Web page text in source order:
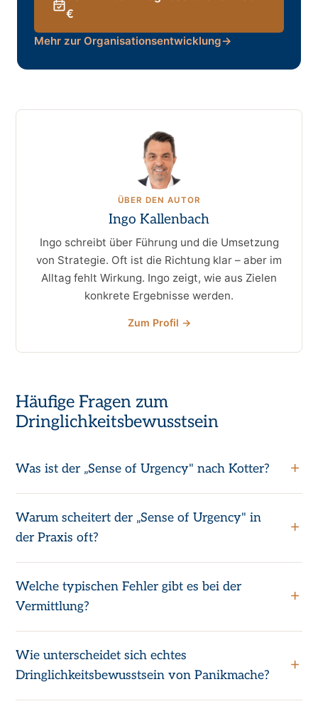
€
Mehr zur Organisationsentwicklung→
ÜBER DEN AUTOR
Ingo Kallenbach
Ingo schreibt über Führung und die Umsetzung
von Strategie. Oft ist die Richtung klar – aber im
Alltag fehlt Wirkung. Ingo zeigt, wie aus Zielen
konkrete Ergebnisse werden.
Zum Profil →
Häufige Fragen zum
Dringlichkeitsbewusstsein
Was ist der „Sense of Urgency" nach Kotter?
Warum scheitert der „Sense of Urgency" in
der Praxis oft?
Welche typischen Fehler gibt es bei der
Vermittlung?
Wie unterscheidet sich echtes
Dringlichkeitsbewusstsein von Panikmache?